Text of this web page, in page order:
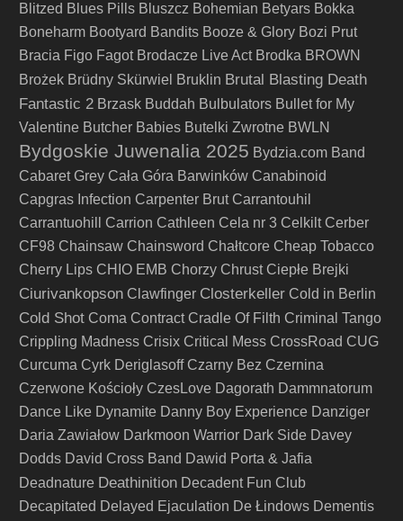
Blitzed Blues Pills Bluszcz Bohemian Betyars Bokka
Boneharm Bootyard Bandits Booze & Glory Bozi Prut
Bracia Figo Fagot Brodacze Live Act Brodka BROWN
Brożek Brüdny Skürwiel Bruklin Brutal Blasting Death
Fantastic 2 Brzask Buddah Bulbulators Bullet for My
Valentine Butcher Babies Butelki Zwrotne BWLN
Bydgoskie Juwenalia 2025 Bydzia.com Band
Cabaret Grey Cała Góra Barwinków Canabinoid
Capgras Infection Carpenter Brut Carrantouhil
Carrantuohill
Carrion Cathleen Cela nr 3 Celkilt Cerber
CF98 Chainsaw Chainsword Chałtcore Cheap Tobacco
Cherry Lips CHIO EMB Chorzy Chrust Ciepłe Brejki
Ciurivankopson Clawfinger Closterkeller Cold in Berlin
Cold Shot Coma Contract Cradle Of Filth Criminal Tango
Crippling Madness Crisix Critical Mess CrossRoad CUG
Curcuma Cyrk Deriglasoff Czarny Bez Czernina
Czerwone Kościoły CzesLove Dagorath Dammnatorum
Dance Like Dynamite Danny Boy Experience Danziger
Daria Zawiałow Darkmoon Warrior Dark Side Davey
Dodds David Cross Band Dawid Porta & Jafia
Deadnature Deathinition Decadent Fun Club
Decapitated Delayed Ejaculation De Łindows Dementis